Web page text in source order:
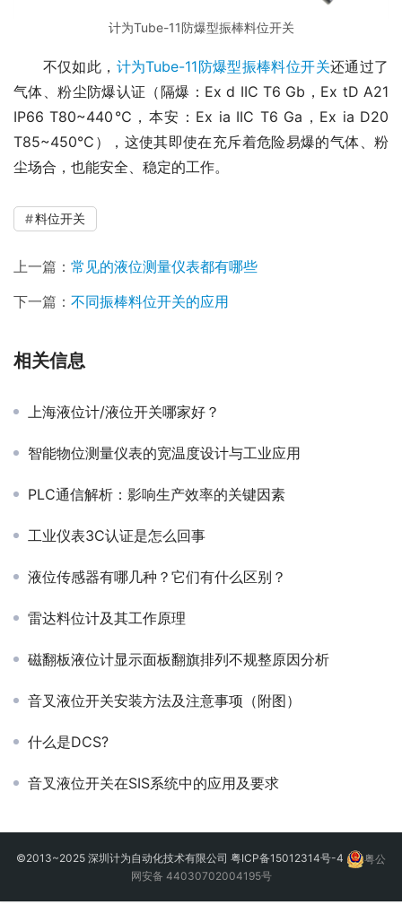
计为Tube-11防爆型振棒料位开关
不仅如此， 计为Tube-11防爆型振棒料位开关还通过了
气体、粉尘防爆认证（隔爆：Ex d IIC T6 Gb，Ex tD A21
IP66 T80~440℃，本安：Ex ia IIC T6 Ga，Ex ia D20
T85~450℃），这使其即使在充斥着危险易爆的气体、粉
尘场合，也能安全、稳定的工作。
料位开关
上一篇： 常见的液位测量仪表都有哪些
下一篇： 不同振棒料位开关的应用
相关信息
上海液位计/液位开关哪家好？
智能物位测量仪表的宽温度设计与工业应用
PLC通信解析：影响生产效率的关键因素
工业仪表3C认证是怎么回事
液位传感器有哪几种？它们有什么区别？
雷达料位计及其工作原理
磁翻板液位计显示面板翻旗排列不规整原因分析
音叉液位开关安装方法及注意事项（附图）
什么是DCS?
音叉液位开关在SIS系统中的应用及要求
©2013~2025 深圳计为自动化技术有限公司 粤ICP备15012314号-4
粤公
网安备 44030702004195号